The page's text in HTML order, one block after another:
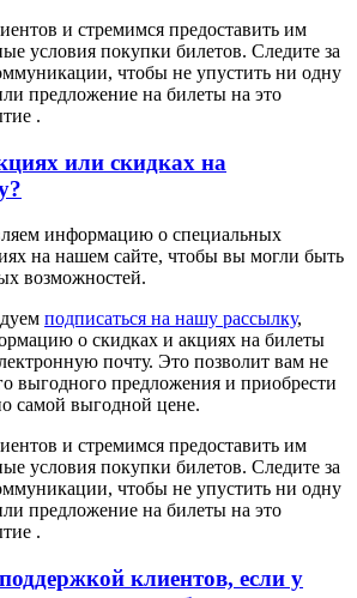
и стремимся предоставить им
условия покупки билетов. Следите за
чтобы не упустить ни одну
предложение на билеты на это
.
или скидках на
информацию о специальных
на нашем сайте, чтобы вы могли быть
возможностей.
подписаться на нашу рассылку,
о скидках и акциях на билеты
почту. Это позволит вам не
выгодного предложения и приобрести
самой выгодной цене.
и стремимся предоставить им
условия покупки билетов. Следите за
чтобы не упустить ни одну
предложение на билеты на это
.
клиентов, если у